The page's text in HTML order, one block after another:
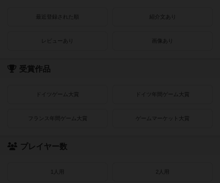
最近登録された順 紹介文あり
レビューあり 画像あり
受賞作品
ドイツゲーム大賞 ドイツ年間ゲーム大賞
フランス年間ゲーム大賞 ゲームマーケット大賞
プレイヤー数
1人用 2人用